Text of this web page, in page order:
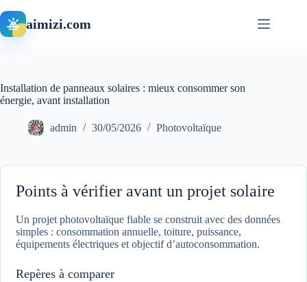
au
contenuaimizi.com
Installation de panneaux solaires : mieux consommer son
énergie, avant installation
admin 30/05/2026 Photovoltaïque
Points à vérifier avant un projet solaire
Un projet photovoltaïque fiable se construit avec des données
simples : consommation annuelle, toiture, puissance,
équipements électriques et objectif d’autoconsommation.
Repères à comparer